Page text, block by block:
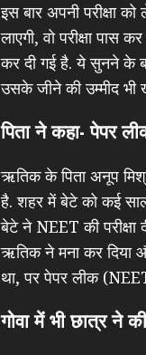
इस बार अपनी परीक्षा
लाएगी, वो परीक्षा पास
कर दी गई है. ये सुनने के
उसके जीने की उम्मीद
पिता ने कहा- पेपर
ऋतिक के पिता अनूप
है. शहर में बेटे को कई
बेटे ने NEET की
ऋतिक ने मना कर दिया
था, पर पेपर लीक
गोवा में भी छात्र ने